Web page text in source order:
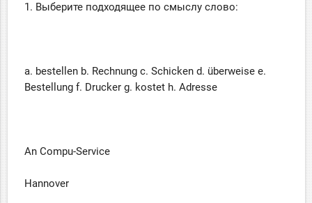
1. Выберите подходящее по смыслу слово:
a. bestellen b. Rechnung c. Schicken d. überweise e.
Bestellung f. Drucker g. kostet h. Adresse
An Compu-Service
Hannover